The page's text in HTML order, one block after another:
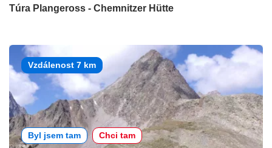
Túra Plangeross - Chemnitzer Hütte
Vzdálenost 7 km
Byl jsem tam Chci tam